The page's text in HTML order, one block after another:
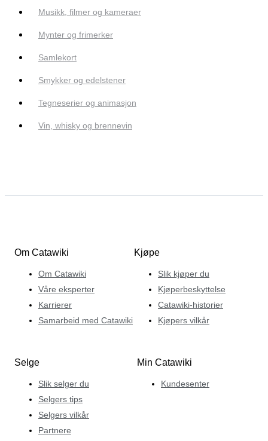
Musikk, filmer og kameraer
Mynter og frimerker
Samlekort
Smykker og edelstener
Tegneserier og animasjon
Vin, whisky og brennevin
Om Catawiki
Om Catawiki
Våre eksperter
Karrierer
Samarbeid med Catawiki
Kjøpe
Slik kjøper du
Kjøperbeskyttelse
Catawiki-historier
Kjøpers vilkår
Selge
Slik selger du
Selgers tips
Selgers vilkår
Partnere
Min Catawiki
Kundesenter